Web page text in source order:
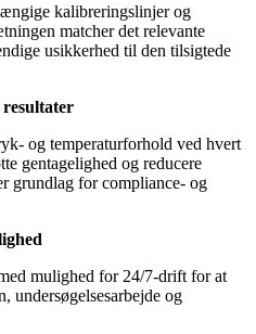
kalibreringslinjer og
matcher det relevante
usikkerhed til den tilsigtede
resultater
og temperaturforhold ved hvert
gentagelighed og reducere
grundlag for compliance- og
mulighed for 24/7-drift for at
undersøgelsesarbejde og